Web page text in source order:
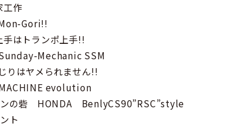
作
Gori!!
はトランポ上手!!
Mechanic SSM
はヤメられません!!
evolution
ンの砦 HONDA BenlyCS90”RSC”style
ト